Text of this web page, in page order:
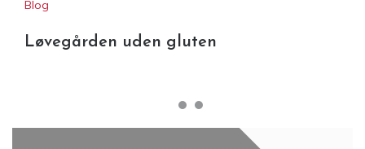
Blog
Løvegården uden gluten